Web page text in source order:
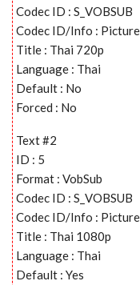
Codec ID : S_VOBSUB
Codec ID/Info :
Title : Thai 720p
Language : Thai
Default : No
Forced : No
Text #2
ID : 5
Format : VobSub
Codec ID : S_VOBSUB
Codec ID/Info :
Title : Thai 1080p
Language : Thai
Default : Yes